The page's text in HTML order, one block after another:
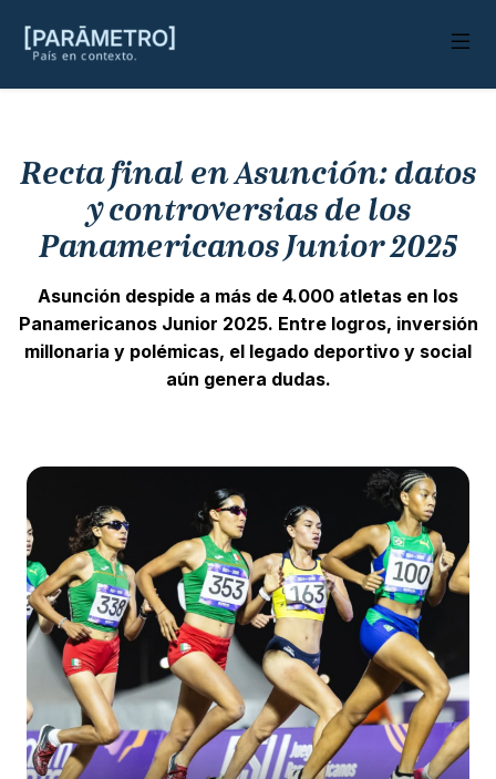
Recta final en Asunción: datos
y controversias de los
Panamericanos Junior 2025
Asunción despide a más de 4.000 atletas en los
Panamericanos Junior 2025. Entre logros, inversión
millonaria y polémicas, el legado deportivo y social
aún genera dudas.